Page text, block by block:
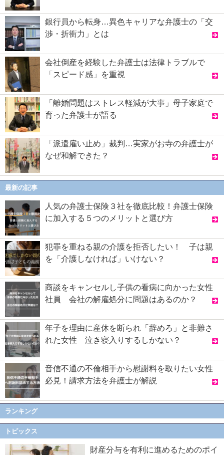
銀行員から転身…異色キャリアな弁護士の「交
渉・折衝力」とは
会社倒産を経験した弁護士は法律トラブルで
「スピード感」を重視
「離婚問題はストレス軽減が大事」母子家庭で
育った弁護士が語る
「派遣雇い止め」裁判…実家がお寺の弁護士が
なぜ和解できた？
最新の記事
人気の弁護士保険３社を徹底比較！弁護士保険
に加入する５つのメリットと選び方
犯罪を重ねる親の介護を拒否したい！ 子は親
を「介護しなければ」いけない？
商談をキャンセルし子供の看病に向かった女性
社員 会社の解雇処分に問題はあるのか？
年子を理由に産休を断られ「辞めろ」と非難さ
れた女性 泣き寝入りするしかない？
音信不通の不倫相手から慰謝料を取りたい女性
必見！請求方法を弁護士が解説
ランキング
トピックス
財産分与を有利に進めるためのポイ